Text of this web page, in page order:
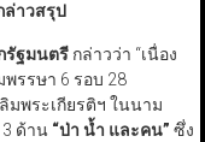
าวสรุป
รัฐมนตรีกล่าวว่า “เนื่อง
รรษา 6 รอบ 28
มพระเกียรติฯ ในนาม
3 ด้าน “ป่า น้ำ และคน” ซึ่ง